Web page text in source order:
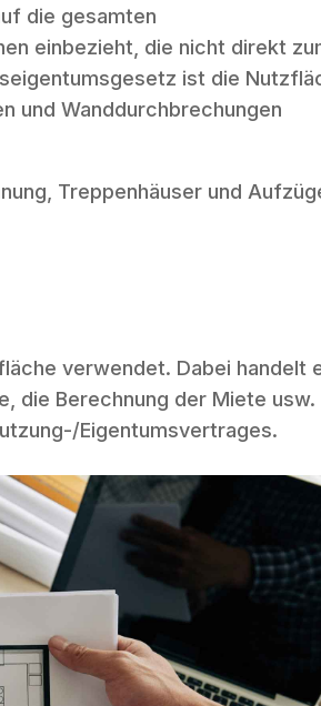
die gesamten
einbezieht, die nicht direkt
ist die
und Wanddurchbrechungen
Treppenhäuser und
verwendet. Dabei handelt
die Berechnung der Miete usw.
Eigentumsvertrages.